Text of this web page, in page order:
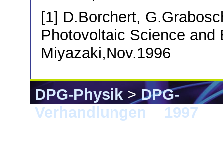
[1] D.Borchert,
Photovoltaic Science and
Miyazaki,Nov.1996
DPG-Physik>DPG-
Verhandlungen
1997